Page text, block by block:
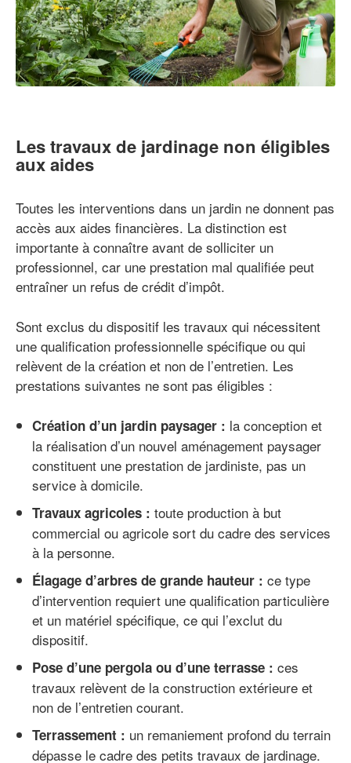
Les travaux de jardinage non éligibles
aux aides
Toutes les interventions dans un jardin ne donnent pas
accès aux aides financières. La distinction est
importante à connaître avant de solliciter un
professionnel, car une prestation mal qualifiée peut
entraîner un refus de crédit d’impôt.
Sont exclus du dispositif les travaux qui nécessitent
une qualification professionnelle spécifique ou qui
relèvent de la création et non de l’entretien. Les
prestations suivantes ne sont pas éligibles :
Création d’un jardin paysager : la conception et
la réalisation d’un nouvel aménagement paysager
constituent une prestation de jardiniste, pas un
service à domicile.
Travaux agricoles : toute production à but
commercial ou agricole sort du cadre des services
à la personne.
Élagage d’arbres de grande hauteur : ce type
d’intervention requiert une qualification particulière
et un matériel spécifique, ce qui l’exclut du
dispositif.
Pose d’une pergola ou d’une terrasse : ces
travaux relèvent de la construction extérieure et
non de l’entretien courant.
Terrassement : un remaniement profond du terrain
dépasse le cadre des petits travaux de jardinage.